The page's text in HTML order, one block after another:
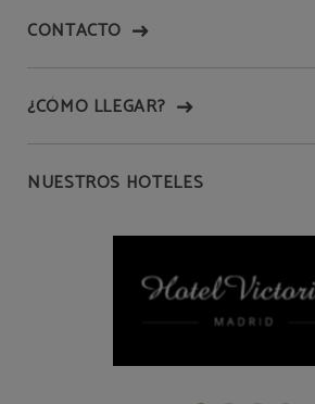
CONTACTO
¿CÓMO LLEGAR?
NUESTROS HOTELES